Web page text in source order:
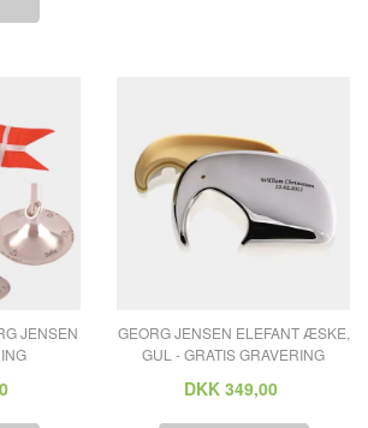
JENSEN
GEORG JENSEN ELEFANT ÆSKE,
GUL - GRATIS GRAVERING
DKK 349,00